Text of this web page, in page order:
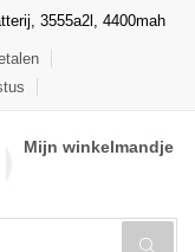
3555a2l, 4400mah
Mijn winkelmandje